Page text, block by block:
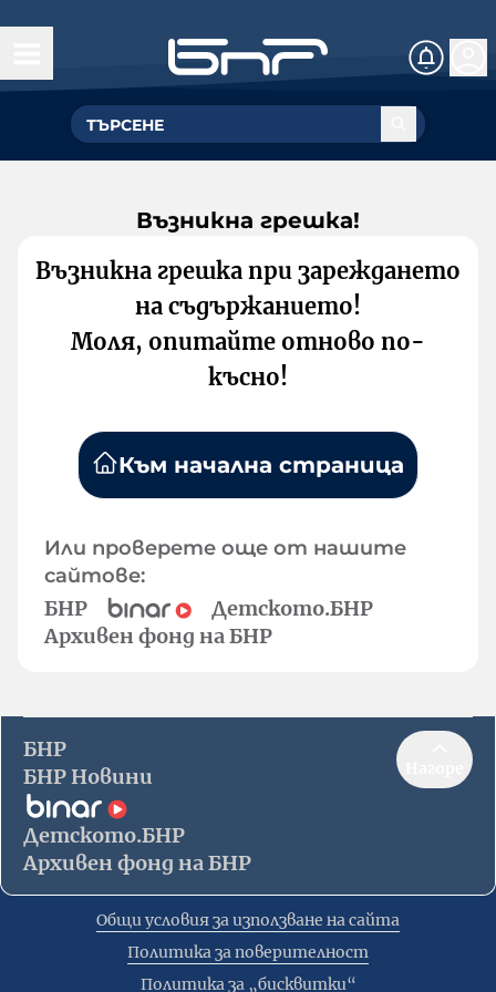
Възникна грешка!
Възникна грешка при зареждането
на съдържанието!
Моля, опитайте отново по-
късно!
Към начална страница
Или проверете още от нашите
сайтове:
БНР
Детското.БНР
Архивен фонд на БНР
БНР
БНР Новини
Детското.БНР
Архивен фонд на БНР
Общи условия за използване на сайта
Политика за поверителност
Политика за „бисквитки“